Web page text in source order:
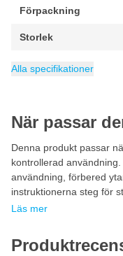
(aluminiumhölje)
Totalt 600 rostfria
plastbrott eller
100 st rostfria
100 st rostfria
100 st rostfria
100 st rostfria
Förpackning
Storlek
Config Color
Kategori
Alla specifikationer
När passar
Denna produkt passar
kontrollerad
användning, förbered
instruktionerna steg för
Läs mer